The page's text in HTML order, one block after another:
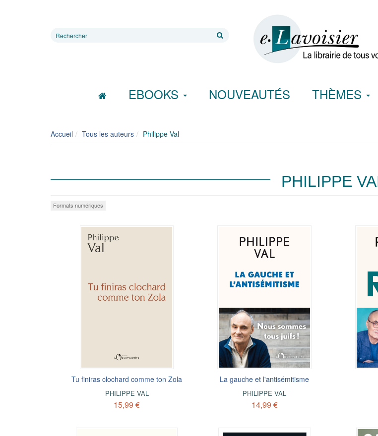
Rechercher
EBOOKS NOUVEAUTÉS THÈMES
Accueil Tous les auteurs Philippe Val
PHILIPPE
Formats numériques
Tu finiras clochard comme ton Zola
PHILIPPE VAL
15,99 €
La gauche et l'antisémitisme
PHILIPPE VAL
14,99 €